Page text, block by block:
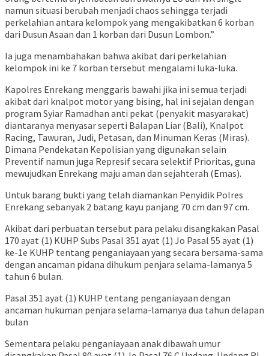
namun situasi berubah menjadi chaos sehingga terjadi
perkelahian antara kelompok yang mengakibatkan 6 korban
dari Dusun Asaan dan 1 korban dari Dusun Lombon.”
Ia juga menambahakan bahwa akibat dari perkelahian
kelompok ini ke 7 korban tersebut mengalami luka-luka.
Kapolres Enrekang menggaris bawahi jika ini semua terjadi
akibat dari knalpot motor yang bising, hal ini sejalan dengan
program Syiar Ramadhan anti pekat (penyakit masyarakat)
diantaranya menyasar seperti Balapan Liar (Bali), Knalpot
Racing, Tawuran, Judi, Petasan, dan Minuman Keras (Miras).
Dimana Pendekatan Kepolisian yang digunakan selain
Preventif namun juga Represif secara selektif Prioritas, guna
mewujudkan Enrekang maju aman dan sejahterah (Emas).
Untuk barang bukti yang telah diamankan Penyidik Polres
Enrekang sebanyak 2 batang kayu panjang 70 cm dan 97 cm.
Akibat dari perbuatan tersebut para pelaku disangkakan Pasal
170 ayat (1) KUHP Subs Pasal 351 ayat (1) Jo Pasal 55 ayat (1)
ke-1e KUHP tentang penganiayaan yang secara bersama-sama
dengan ancaman pidana dihukum penjara selama-lamanya 5
tahun 6 bulan.
Pasal 351 ayat (1) KUHP tentang penganiayaan dengan
ancaman hukuman penjara selama-lamanya dua tahun delapan
bulan
Sementara pelaku penganiayaan anak dibawah umur